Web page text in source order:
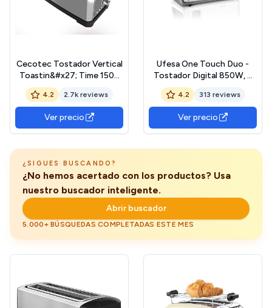
Cecotec Tostador Vertical
Toastin&#x27; Time 1500
Inox, 1500W, Doble ranura
larga y ranura ancha 3,8cm,
Varillas Superiores, Acero
Inoxidable, Apagado y Pop-
up Automático,
4.2 2.7k reviews
Ver precio
Ufesa One Touch Duo -
Tostador Digital 850W, 2
Ranuras, Pantalla LED, 6
Niveles, Funciones Pan,
Bagel, Muffin, Gofre,
Recalentar, Descongelar,
Memoria, Bandeja
4.2 313 reviews
Ver precio
¿SIGUES BUSCANDO?
¿No hemos acertado con los productos? Usa
nuestro buscador inteligente.
Abrir buscador
5.000+ BÚSQUEDAS COMPLETADAS ESTE MES